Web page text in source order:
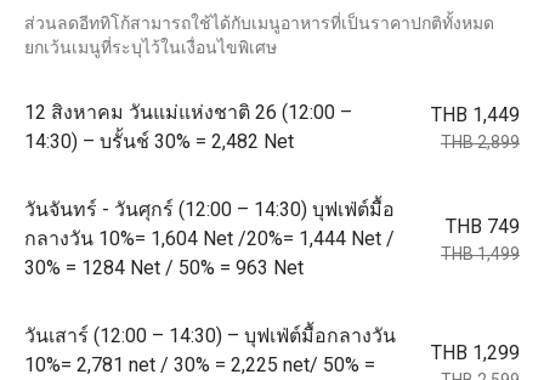
ส่วนลดอีททิโก้สามารถใช้ได้กับเมนูอาหารที่เป็นราคาปกติทั้งหมด
ยกเว้นเมนูที่ระบุไว้ในเงื่อนไขพิเศษ
12 สิงหาคม วันแม่แห่งชาติ 26 (12:00 –
14:30) – บรั้นช์ 30% = 2,482 Net
THB 1,449
THB 2,899
วันจันทร์ - วันศุกร์ (12:00 – 14:30) บุฟเฟ่ต์มื้อ
กลางวัน 10%= 1,604 Net /20%= 1,444 Net /
30% = 1284 Net / 50% = 963 Net
THB 749
THB 1,499
วันเสาร์ (12:00 – 14:30) – บุฟเฟ่ต์มื้อกลางวัน
10%= 2,781 net / 30% = 2,225 net/ 50% =
THB 1,299